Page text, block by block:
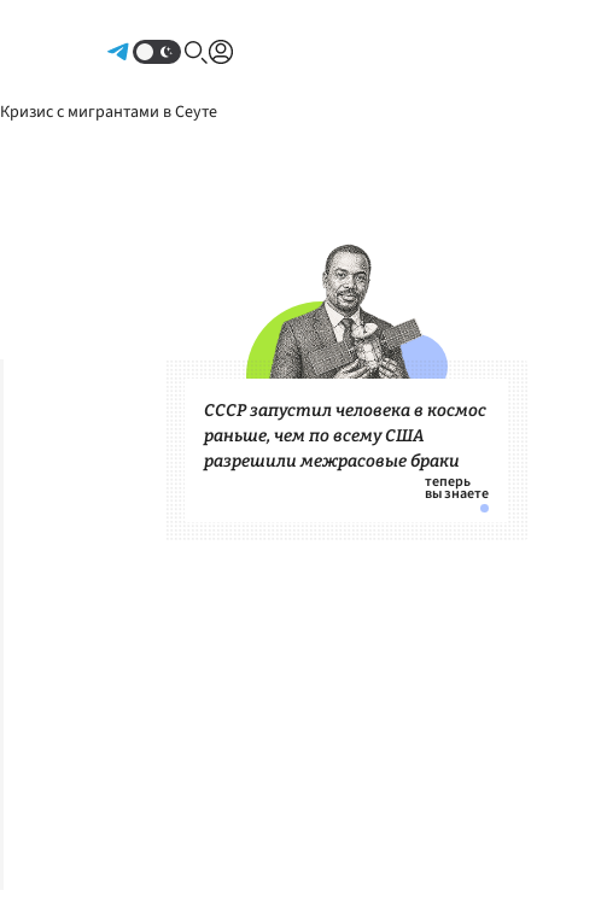
Кризис с мигрантами в Сеуте
СССР запустил человека в космос
раньше, чем по всему США
разрешили межрасовые браки